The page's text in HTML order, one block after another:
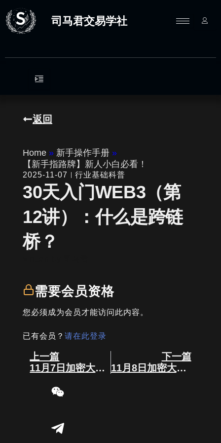
至
内
司马君交易学社
返回
Home » 新手操作手册 »
【新手指路牌】新人小白必看！
2025-11-07 行业基础科普
30天入门WEB3（第
12讲）：什么是跨链
桥？
需要会员资格
您必须成为会员才能访问此内容。
已有会员？ 请在此登录
Prev
上一篇
11月7日加密大事件
下一篇
11月8日加密大事件